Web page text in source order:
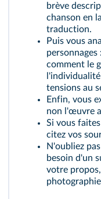
brève
chanson en
traduction.
Puis vous
comment le
tensions au
Enfin, vous
non l'œuvre
Si vous
citez vos
N'oubliez
besoin d'un
votre